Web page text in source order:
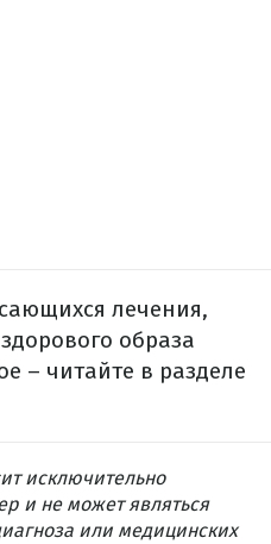
лечения,
образа
– читайте в разделе
исключительно
и не может являться
или медицинских